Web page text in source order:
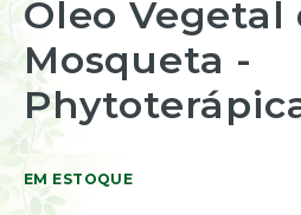
Resinas
Incensos
Naturais
Óleos
Essenciais
Vegetais
para
o
início
da
Galeria
de
Óleo Vegetal
Mosqueta -
EM ESTOQUE